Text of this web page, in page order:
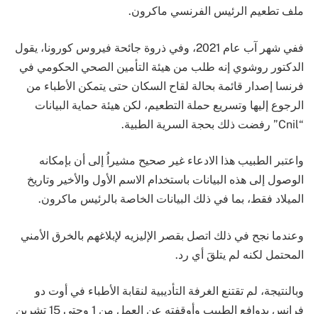
ملف تطعيم الرئيس الفرنسي ماكرون.
ففي شهر آب عام 2021، وفي ذروة جائحة فيروس كورونا، يقول
الدكتور روشوي إنه طلب من هيئة التأمين الصحي الحكومي في
فرنسا إصدار قائمة بحالة لقاح السكان حتى يتمكن الأطباء من
الرجوع إليها وتسريع حملة التطعيم، لكن هيئة حماية البيانات
“Cnil” رفضت ذلك بحجة السرية الطبية.
واعتبر الطبيب هذا الادعاء غير صحيح مشيراُ إلى أن بإمكانه
الوصول إلى هذه البيانات باستخدام الاسم الأول والأخير وتاريخ
الميلاد فقط، بما في ذلك البيانات الخاصة بالرئيس ماكرون.
وعندما نجح في ذلك اتصل بقصر الإليزيه لإبلاغهم بالخرق الأمني
المحتمل لكنه لم يتلقَ أي رد.
وبالنتيجة، لم تقتنع الغرفة التأديبية لنقابة الأطباء في أوت دو
فرانس بدوافع الطبيب وأوقفته عن العمل من 1 وحتى 15 تشرين